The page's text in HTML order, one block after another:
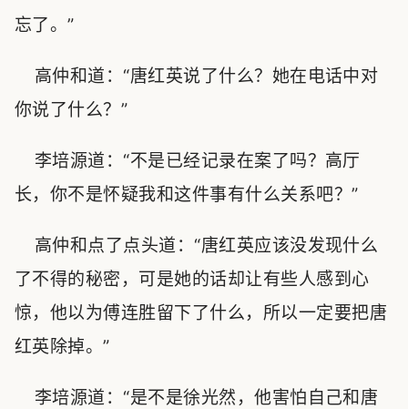
忘了。”
高仲和道：“唐红英说了什么？她在电话中对
你说了什么？”
李培源道：“不是已经记录在案了吗？高厅
长，你不是怀疑我和这件事有什么关系吧？”
高仲和点了点头道：“唐红英应该没发现什么
了不得的秘密，可是她的话却让有些人感到心
惊，他以为傅连胜留下了什么，所以一定要把唐
红英除掉。”
李培源道：“是不是徐光然，他害怕自己和唐